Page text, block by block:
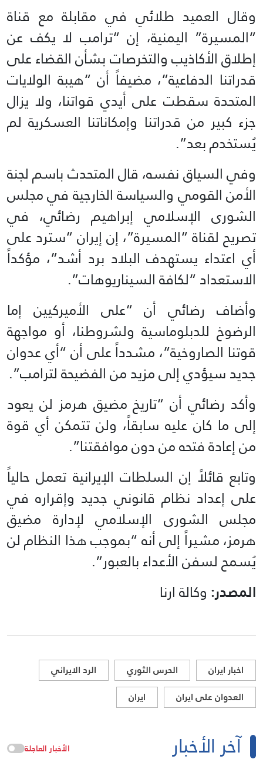
وقال العميد طلائي في مقابلة مع قناة
“المسيرة” اليمنية، إن “ترامب لا يكف عن
إطلاق الأكاذيب والتخرصات بشأن القضاء على
قدراتنا الدفاعية”، مضيفاً أن “هيبة الولايات
المتحدة سقطت على أيدي قواتنا، ولا يزال
جزء كبير من قدراتنا وإمكاناتنا العسكرية لم
يُستخدم بعد”.
وفي السياق نفسه، قال المتحدث باسم لجنة
الأمن القومي والسياسة الخارجية في مجلس
الشورى الإسلامي إبراهيم رضائي، في
تصريح لقناة “المسيرة”، إن إيران “سترد على
أي اعتداء يستهدف البلاد برد أشد”، مؤكداً
الاستعداد “لكافة السيناريوهات”.
وأضاف رضائي أن “على الأميركيين إما
الرضوخ للدبلوماسية ولشروطنا، أو مواجهة
قوتنا الصاروخية”، مشدداً على أن “أي عدوان
جديد سيؤدي إلى مزيد من الفضيحة لترامب”.
وأكد رضائي أن “تاريخ مضيق هرمز لن يعود
إلى ما كان عليه سابقاً، ولن تتمكن أي قوة
من إعادة فتحه من دون موافقتنا”.
وتابع قائلاً إن السلطات الإيرانية تعمل حالياً
على إعداد نظام قانوني جديد وإقراره في
مجلس الشورى الإسلامي لإدارة مضيق
هرمز، مشيراً إلى أنه “بموجب هذا النظام لن
يُسمح لسفن الأعداء بالعبور”.
المصدر: وكالة ارنا
اخبار ايران الحرس الثوري
الرد الايراني
العدوان على ايران
ايران
آخر الأخبار الأخبار العاجلة